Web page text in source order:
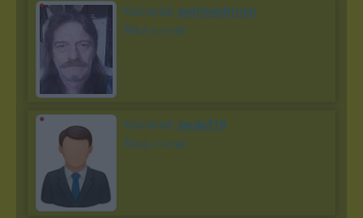
Kamarád: petricekhrncir
Říká o mně:
Kamarád: jarda719
Říká o mně: